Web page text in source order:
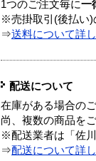
1つのご注文毎に一
※売掛取引(後払い)
⇒送料について詳
配送について
在庫がある場合の
尚、複数の商品を
※配送業者は「佐
⇒配送について詳